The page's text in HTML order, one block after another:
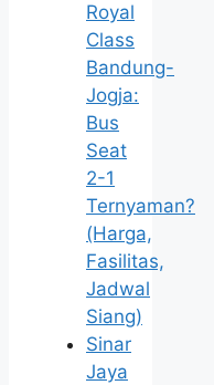
Royal
Class
Bandung-
Jogja:
Bus
Seat
2-1
Ternyaman?
(Harga,
Fasilitas,
Jadwal
Siang)
Sinar
Jaya